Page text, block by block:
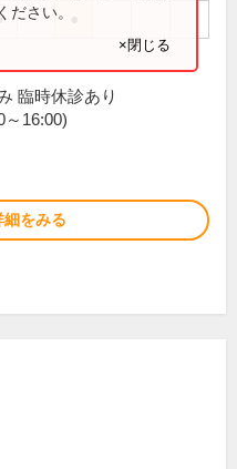
ださい。
×閉じる
臨時休診あり
～16:00)
細をみる